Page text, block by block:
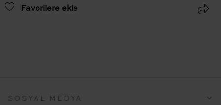
Favorilere ekle
SOSYAL MEDYA